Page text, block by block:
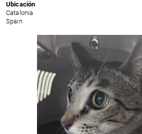
Ubicación
Catalonia
Spain